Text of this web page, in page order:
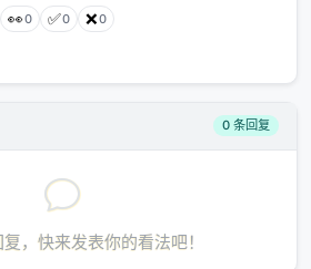
Loading...
正在加载...
请稍候
👀0 ✅0 ❌0
0 条回复
，快来发表你的看法吧！